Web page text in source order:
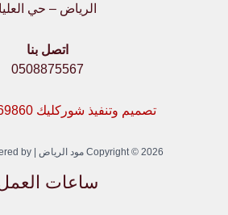
الرياض – حي العليا
اتصل بنا
0508875567
تصميم وتنفيذ شوركليك 967730469860+
Copyright © 2026 مود الرياض | Powered by مود الرياض
ساعات العمل